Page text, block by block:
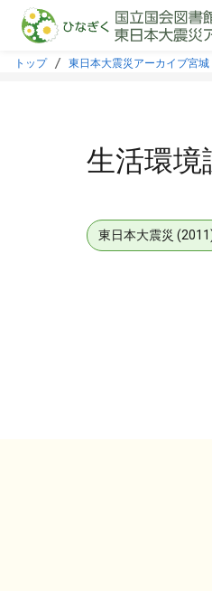
本文に飛ぶ
トップ 東日本大震災アーカイブ宮城
生活環境
東日本大震災